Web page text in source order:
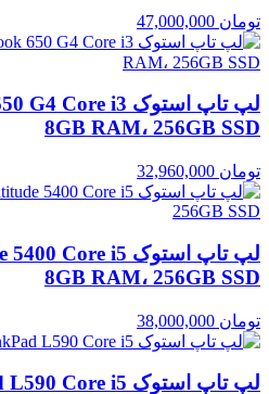
تومان
8GB RAM، 256GB SSD
تومان
8GB RAM، 256GB SSD
تومان